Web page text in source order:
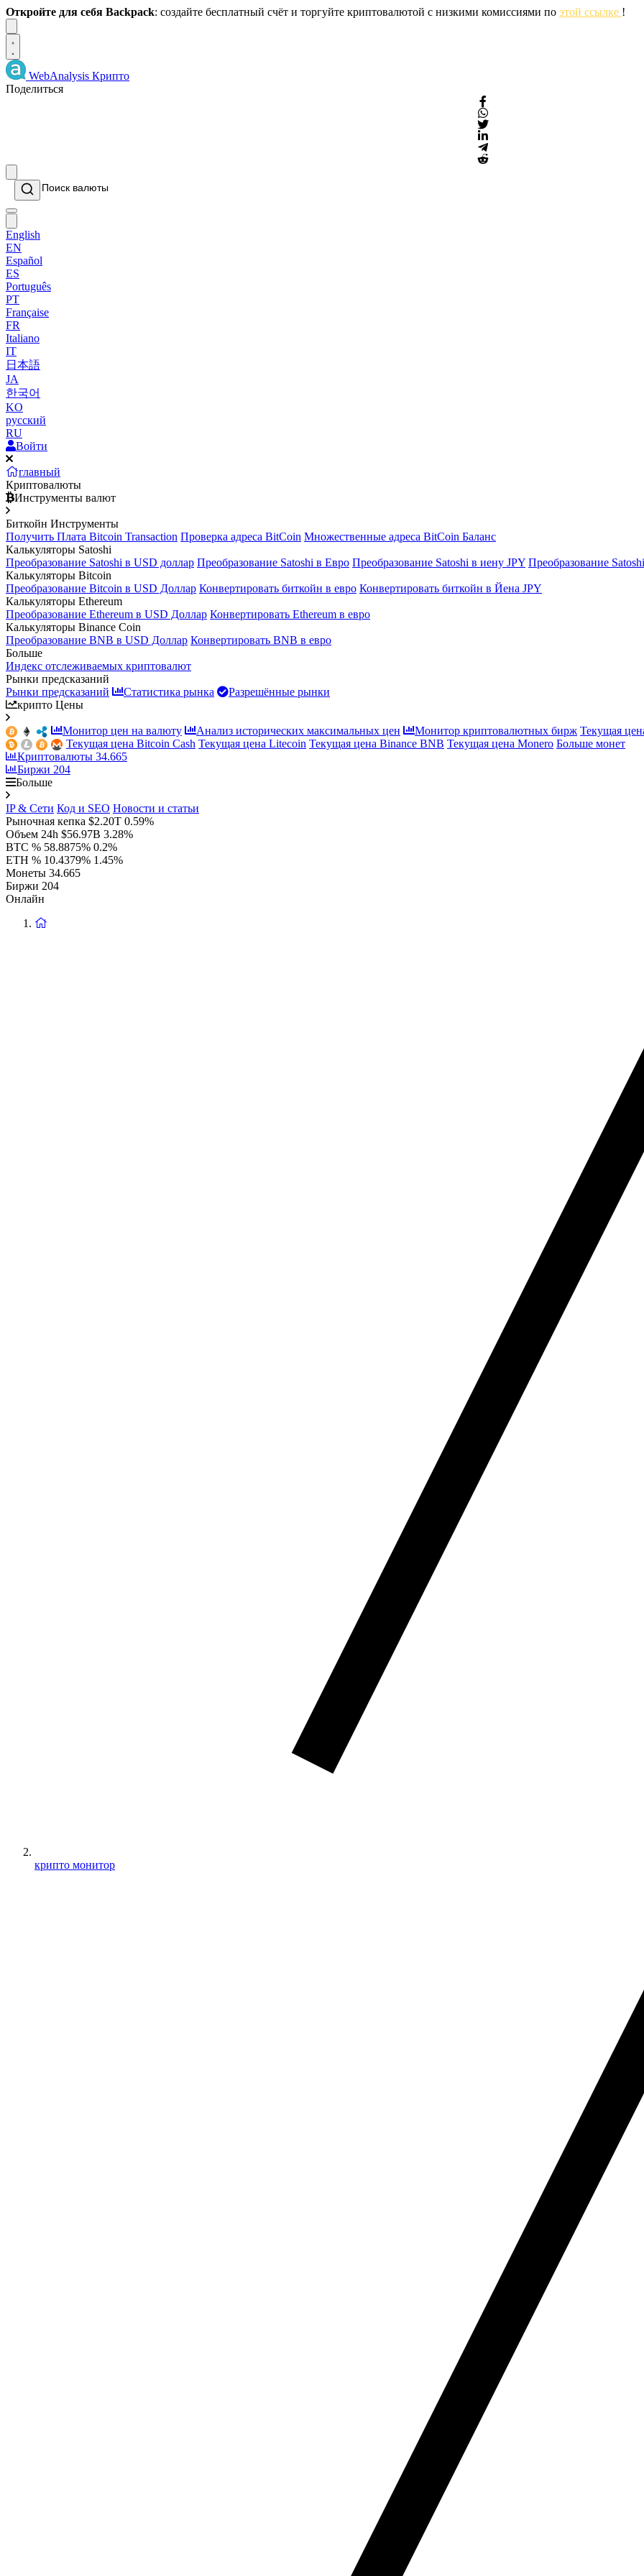
Откройте для себя Backpack: создайте бесплатный счёт и торгуйте криптовалютой с низкими комиссиями по этой ссылке !
WebAnalysis Крипто
Поделиться
English
EN
Español
ES
Português
PT
Française
FR
Italiano
IT
日本語
JA
한국어
KO
русский
RU
Войти
главный
Криптовалюты
Инструменты валют
Биткойн Инструменты
Получить Плата Bitcoin Transaction Проверка адреса BitCoin Множественные адреса BitCoin Баланс
Калькуляторы Satoshi
Преобразование Satoshi в USD доллар Преобразование Satoshi в Евро Преобразование Satoshi в иену JPY Преобразование
Калькуляторы Bitcoin
Преобразование Bitcoin в USD Доллар Конвертировать биткойн в евро Конвертировать биткойн в Йена JPY
Калькуляторы Ethereum
Преобразование Ethereum в USD Доллар Конвертировать Ethereum в евро
Калькуляторы Binance Coin
Преобразование BNB в USD Доллар Конвертировать BNB в евро
Больше
Индекс отслеживаемых криптовалют
Рынки предсказаний
Рынки предсказаний
Статистика рынка
Разрешённые рынки
крипто Цены
Монитор цен на валюту Анализ исторических максимальных цен Монитор криптовалютных бирж Текущая
Текущая цена Bitcoin Cash Текущая цена Litecoin Текущая цена Binance BNB Текущая цена Monero Больше монет
Криптовалюты 34.665
Биржи 204
Больше
IP & Сети Код и SEO Новости и статьи
Рыночная кепка $2.20T 0.59%
Объем 24h $56.97B 3.28%
BTC % 58.8875% 0.2%
ETH % 10.4379% 1.45%
Монеты 34.665
Биржи 204
Онлайн
крипто монитор